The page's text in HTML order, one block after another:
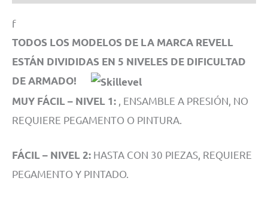
f
TODOS LOS MODELOS DE LA MARCA REVELL
ESTÁN DIVIDIDAS EN 5 NIVELES DE DIFICULTAD
DE ARMADO!
MUY FÁCIL – NIVEL 1: , ENSAMBLE A PRESIÓN, NO
REQUIERE PEGAMENTO O PINTURA.
FÁCIL – NIVEL 2: HASTA CON 30 PIEZAS, REQUIERE
PEGAMENTO Y PINTADO.